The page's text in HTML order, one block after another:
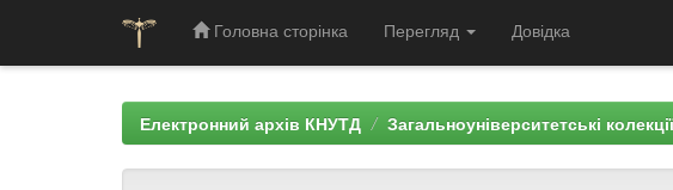
Головна сторінка Перегляд Довідка
Електронний архів КНУТД Загальноуніверситетські колекції